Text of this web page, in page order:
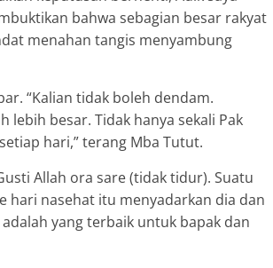
bahwa sebagian besar rakyat
menahan tangis menyambung
“Kalian tidak boleh dendam.
lebih besar. Tidak hanya sekali Pak
hari,” terang Mba Tutut.
Allah ora sare (tidak tidur). Suatu
hari nasehat itu menyadarkan dia dan
yang terbaik untuk bapak dan